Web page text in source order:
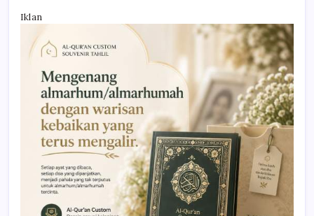
Iklan